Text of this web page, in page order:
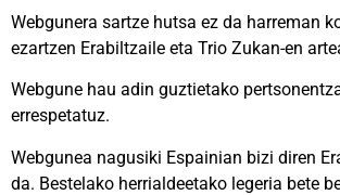
Webgunera sartze hutsa ez da harreman
ezartzen Erabiltzaile eta Trio Zukan-en
Webgune hau adin guztietako
errespetatuz.
Webgunea nagusiki Espainian bizi diren
da. Bestelako herrialdeetako legeria bete